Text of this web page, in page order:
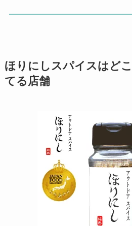
ほりにしスパイスはど
てる店舗